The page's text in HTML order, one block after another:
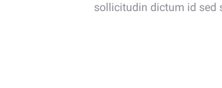
sollicitudin dictum id sed